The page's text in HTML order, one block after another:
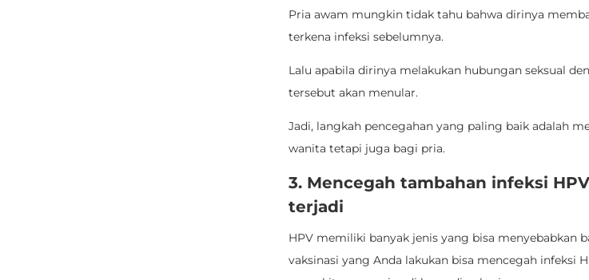
Pria awam mungkin tidak tahu bahwa dirinya
terkena infeksi sebelumnya.
Lalu apabila dirinya melakukan hubungan seksual
tersebut akan menular.
Jadi, langkah pencegahan yang paling baik adalah
wanita tetapi juga bagi pria.
3. Mencegah tambahan infeksi
terjadi
HPV memiliki banyak jenis yang bisa menyebabkan
vaksinasi yang Anda lakukan bisa mencegah infeksi